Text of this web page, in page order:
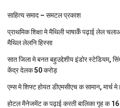
साहित्य समाद – समटल प्रकाश
प्राथमिक शि‍क्षा मे मैथि‍ली भाषाकेँ पढ़ाई लेल
मैथिल लेलनि हिस्सा
सात जिला मे बनत बहुउद्देशीय इंडोर स्‍टेडि‍यम,
केंद्र देलक 50 करोड़
एम्स मे शिफ्ट होयत डीएमसीएच क सामान, मार्च
होटल मैनेजमेंट क पढ़ाई करती बालिका गृह क 16